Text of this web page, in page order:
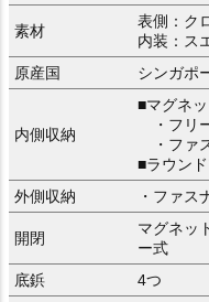
素材
表側：ク
内装：ス
原産国
シンガポ
内側収納
■マグネ
・フリ
・ファ
■ラウン
外側収納
・ファス
開閉
マグネッ
ー式
底鋲
4つ